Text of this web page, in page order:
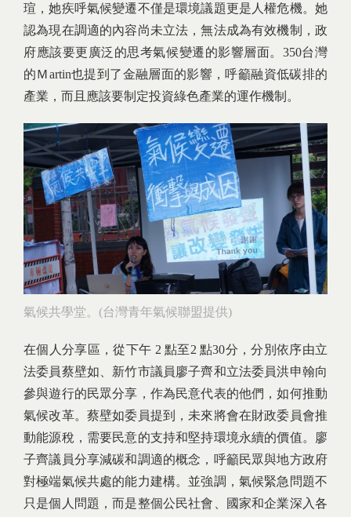
瑄，她疾呼氣候變遷不僅是環境議題更是人權危機。她
認為現在調適的內容尚未立法，無法成為有效機制，政
府應該要更廣泛的思考氣候變遷的影響層面。350台灣
的Ｍartin也提到了金融層面的影響，呼籲融資低碳排的
產業，而且應該要制定投資綠色產業的運作機制。
氣候共學堂。(台灣青年氣候聯盟提供)
在個人分享區，從下午 2 點至2 點30分，分別依序由立
法委員蔡壁如、新竹市議員廖子齊和立法委員洪申翰向
參與遊行的民眾分享，作為民意代表的他們，如何推動
氣候改革。蔡壁如委員提到，未來將會在財政委員會推
動能源稅，需要民意的支持和堅持環境永續的價值。廖
子齊議員分享減碳和調適的概念，呼籲民眾與地方政府
對極端氣候共處的能力建構。並強調，氣候緊急問題不
只是個人問題，而是整個公民社會、國家和企業深入各